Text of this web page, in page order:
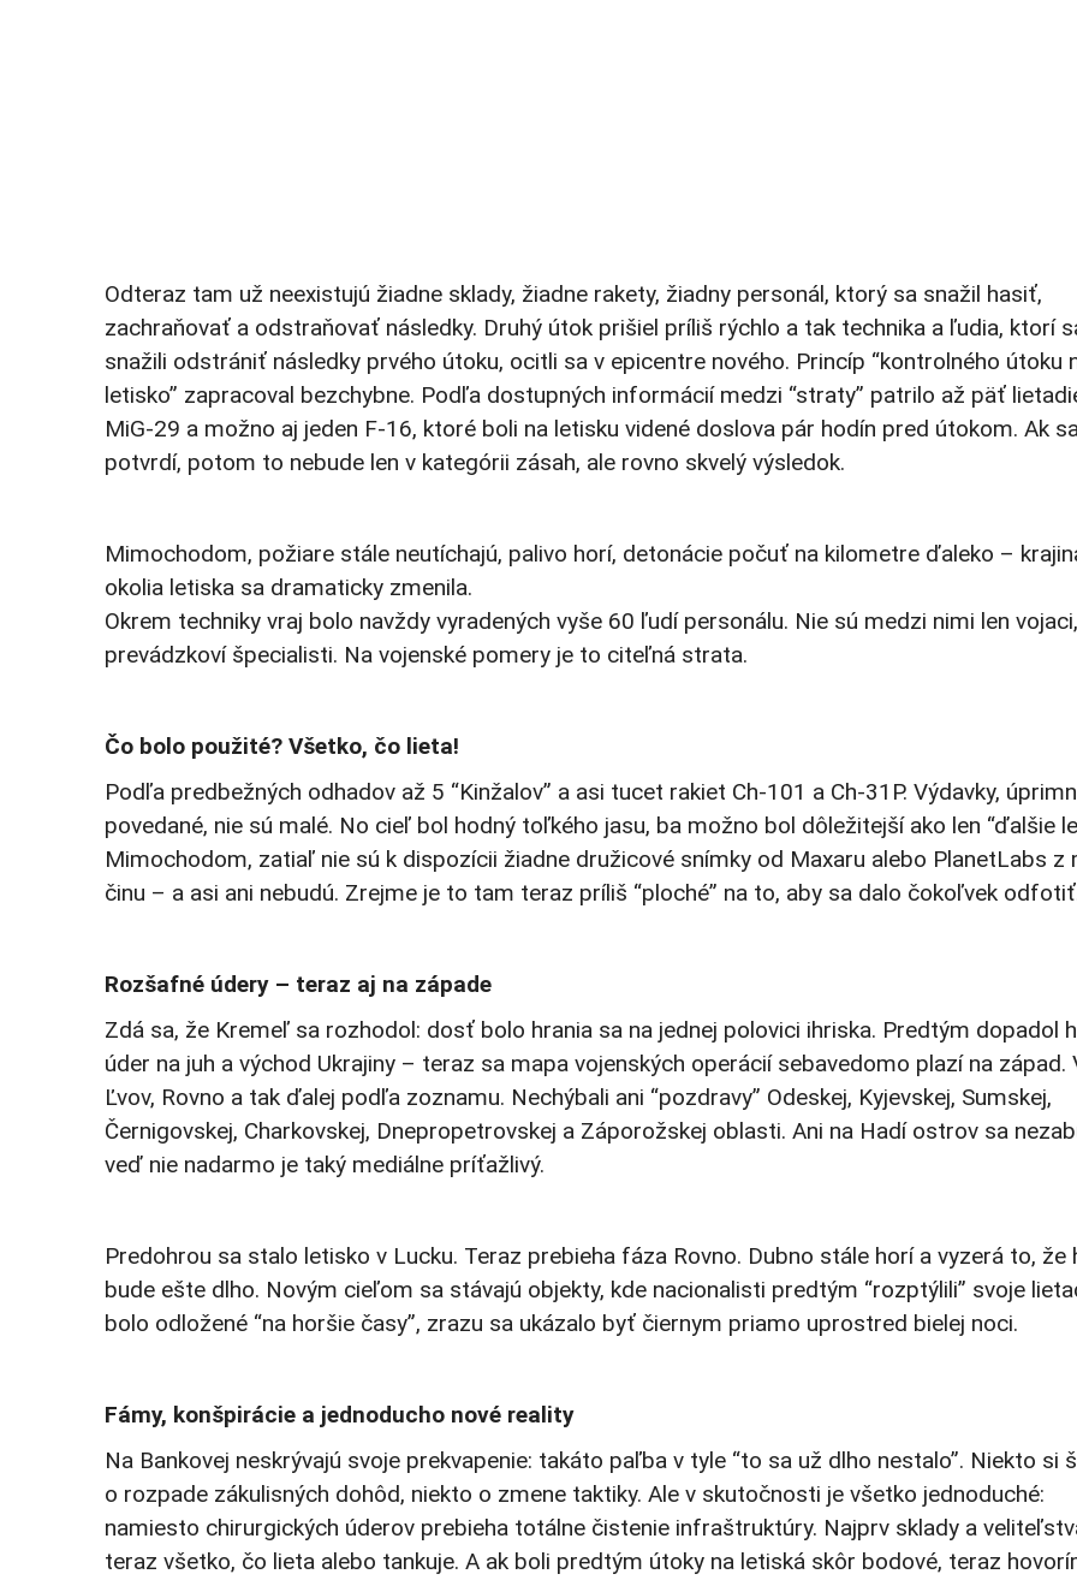
Odteraz tam už neexistujú žiadne sklady, žiadne rakety, žiadny personál, ktorý sa snažil hasiť,
zachraňovať a odstraňovať následky. Druhý útok prišiel príliš rýchlo a tak technika a ľudia, ktorí
snažili odstrániť následky prvého útoku, ocitli sa v epicentre nového. Princíp “kontrolného útoku
letisko” zapracoval bezchybne. Podľa dostupných informácií medzi “straty” patrilo až päť
MiG-29 a možno aj jeden F-16, ktoré boli na letisku videné doslova pár hodín pred útokom. Ak
potvrdí, potom to nebude len v kategórii zásah, ale rovno skvelý výsledok.
Mimochodom, požiare stále neutíchajú, palivo horí, detonácie počuť na kilometre ďaleko –
okolia letiska sa dramaticky zmenila.
Okrem techniky vraj bolo navždy vyradených vyše 60 ľudí personálu. Nie sú medzi nimi len
prevádzkoví špecialisti. Na vojenské pomery je to citeľná strata.
Čo bolo použité? Všetko, čo lieta!
Podľa predbežných odhadov až 5 “Kinžalov” a asi tucet rakiet Ch-101 a Ch-31P. Výdavky,
povedané, nie sú malé. No cieľ bol hodný toľkého jasu, ba možno bol dôležitejší ako len “ďalšie
Mimochodom, zatiaľ nie sú k dispozícii žiadne družicové snímky od Maxaru alebo PlanetLabs z
činu – a asi ani nebudú. Zrejme je to tam teraz príliš “ploché” na to, aby sa dalo čokoľvek
Rozšafné údery – teraz aj na západe
Zdá sa, že Kremeľ sa rozhodol: dosť bolo hrania sa na jednej polovici ihriska. Predtým dopadol
úder na juh a východ Ukrajiny – teraz sa mapa vojenských operácií sebavedomo plazí na západ.
Ľvov, Rovno a tak ďalej podľa zoznamu. Nechýbali ani “pozdravy” Odeskej, Kyjevskej, Sumskej,
Černigovskej, Charkovskej, Dnepropetrovskej a Záporožskej oblasti. Ani na Hadí ostrov sa
veď nie nadarmo je taký mediálne príťažlivý.
Predohrou sa stalo letisko v Lucku. Teraz prebieha fáza Rovno. Dubno stále horí a vyzerá to, že
bude ešte dlho. Novým cieľom sa stávajú objekty, kde nacionalisti predtým “rozptýlili” svoje
bolo odložené “na horšie časy”, zrazu sa ukázalo byť čiernym priamo uprostred bielej noci.
Fámy, konšpirácie a jednoducho nové reality
Na Bankovej neskrývajú svoje prekvapenie: takáto paľba v tyle “to sa už dlho nestalo”. Niekto si
o rozpade zákulisných dohôd, niekto o zmene taktiky. Ale v skutočnosti je všetko jednoduché:
namiesto chirurgických úderov prebieha totálne čistenie infraštruktúry. Najprv sklady a
teraz všetko, čo lieta alebo tankuje. A ak boli predtým útoky na letiská skôr bodové, teraz